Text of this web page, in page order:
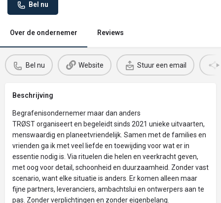
Bel nu
Over de ondernemer Reviews
Bel nu Website Stuur een email
Beschrijving
Begrafenisondernemer maar dan anders
TRØST organiseert en begeleidt sinds 2021 unieke uitvaarten,
menswaardig en planeetvriendelijk. Samen met de families en
vrienden ga ik met veel liefde en toewijding voor wat er in
essentie nodig is. Via rituelen die helen en veerkracht geven,
met oog voor detail, schoonheid en duurzaamheid. Zonder vast
scenario, want elke situatie is anders. Er komen alleen maar
fijne partners, leveranciers, ambachtslui en ontwerpers aan te
pas. Zonder verplichtingen en zonder eigenbelang.